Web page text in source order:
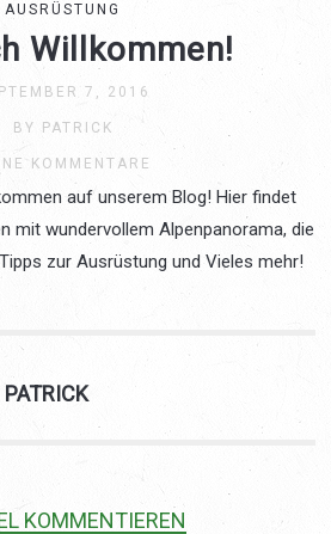
AUSRÜSTUNG
Willkommen!
7, 2016
BY PATRICK
KOMMENTARE
auf unserem Blog! Hier findet
mit wundervollem Alpenpanorama, die
zur Ausrüstung und Vieles mehr!
KOMMENTIEREN